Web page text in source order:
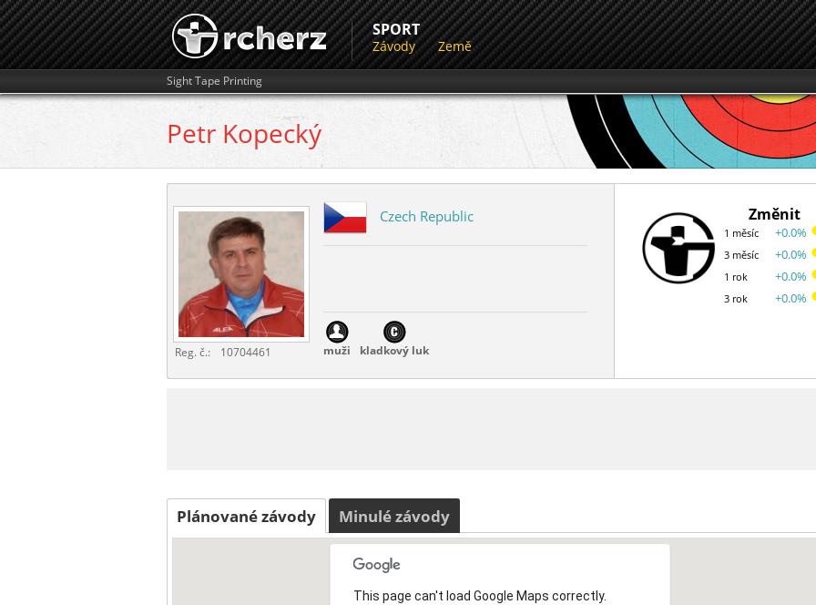
SPORT
Závody Země
Sight Tape Printing
Petr Kopecký
Reg. č.: 10704461
Czech Republic
muži kladkový luk
Změnit
1 měsíc
3 měsíc
1 rok
3 rok
+0.0%
+0.0%
+0.0%
+0.0%
Plánované závody Minulé závody
This page can't load Google Maps correctly.